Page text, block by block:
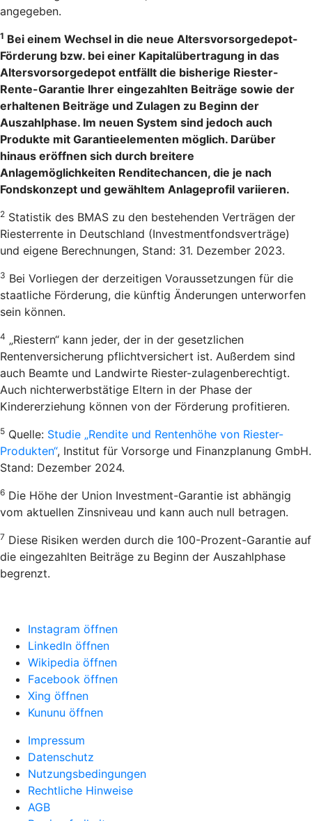
angegeben.
1 Bei einem Wechsel in die neue Altersvorsorgedepot-
Förderung bzw. bei einer Kapitalübertragung in das
Altersvorsorgedepot entfällt die bisherige Riester-
Rente-Garantie Ihrer eingezahlten Beiträge sowie der
erhaltenen Beiträge und Zulagen zu Beginn der
Auszahlphase. Im neuen System sind jedoch auch
Produkte mit Garantieelementen möglich. Darüber
hinaus eröffnen sich durch breitere
Anlagemöglichkeiten Renditechancen, die je nach
Fondskonzept und gewähltem Anlageprofil variieren.
2 Statistik des BMAS zu den bestehenden Verträgen der
Riesterrente in Deutschland (Investmentfondsverträge)
und eigene Berechnungen, Stand: 31. Dezember 2023.
3 Bei Vorliegen der derzeitigen Voraussetzungen für die
staatliche Förderung, die künftig Änderungen unterworfen
sein können.
4 „Riestern“ kann jeder, der in der gesetzlichen
Rentenversicherung pflichtversichert ist. Außerdem sind
auch Beamte und Landwirte Riester-zulagenberechtigt.
Auch nichterwerbstätige Eltern in der Phase der
Kindererziehung können von der Förderung profitieren.
5 Quelle: Studie „Rendite und Rentenhöhe von Riester-
Produkten“, Institut für Vorsorge und Finanzplanung GmbH.
Stand: Dezember 2024.
6 Die Höhe der Union Investment-Garantie ist abhängig
vom aktuellen Zinsniveau und kann auch null betragen.
7 Diese Risiken werden durch die 100-Prozent-Garantie auf
die eingezahlten Beiträge zu Beginn der Auszahlphase
begrenzt.
Instagram öffnen
LinkedIn öffnen
Wikipedia öffnen
Facebook öffnen
Xing öffnen
Kununu öffnen
Impressum
Datenschutz
Nutzungsbedingungen
Rechtliche Hinweise
AGB